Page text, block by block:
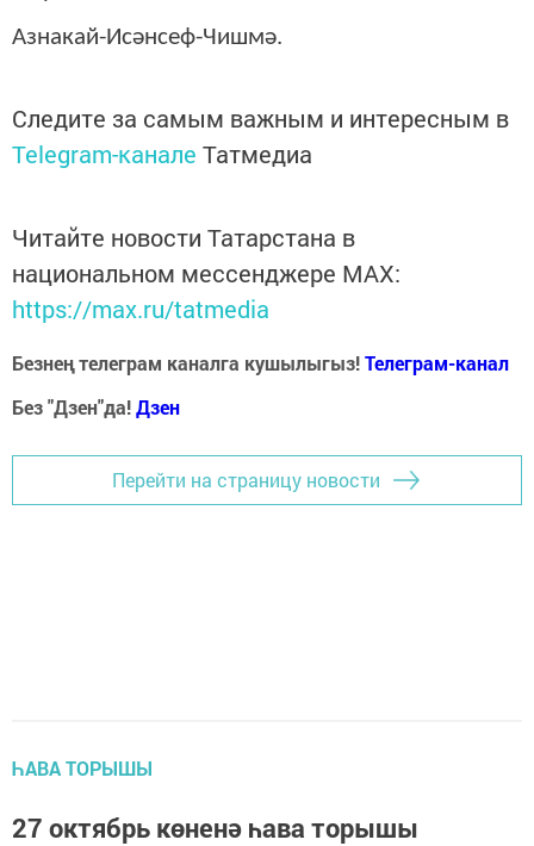
Азнакай-Исәнсеф-Чишмә.
Следите за самым важным и интересным в
Telegram-канале Татмедиа
Читайте новости Татарстана в
национальном мессенджере MАХ:
https://max.ru/tatmedia
Безнең телеграм каналга кушылыгыз!Телеграм-канал
Без "Дзен"да!Дзен
Перейти на страницу новости
ҺАВА ТОРЫШЫ
27 октябрь көненә һава торышы